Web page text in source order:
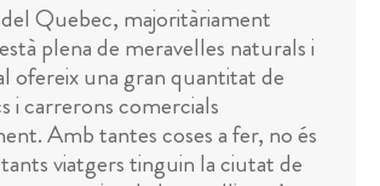
Quebec, majoritàriament
plena de meravelles naturals i
ofereix una gran quantitat de
i carrerons comercials
Amb tantes coses a fer, no és
viatgers tinguin la ciutat de